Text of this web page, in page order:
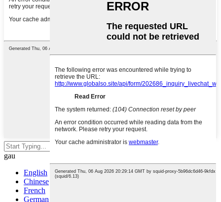
Tarwch Enter i chwilio neu ESC i
gau
English
Chinese
French
German